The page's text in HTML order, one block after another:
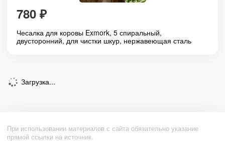
780 ₽
Чесалка для коровы Exmork, 5 спиральный,
двусторонний, для чистки шкур, нержавеющая сталь
Загрузка...
При использовании материалов с сайта обязательно указание
прямой ссылки на источник.